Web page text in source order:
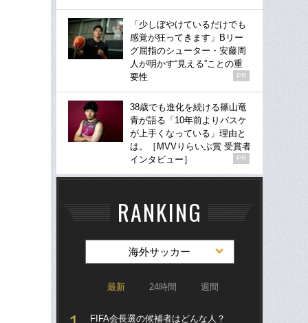
「少しぼやけているだけでも
感覚が狂ってきます」Bリー
グ屈指のシューター・安藤周
人が明かす“見える”ことの重
要性
PR
38歳でも進化を続ける篠山竜
青が語る「10年前よりバスケ
が上手くなっている」理由と
は。［MVVりらいぶ賞 受賞者
インタビュー］
PR
RANKING
海外サッカー
最新 24時間 週間
FIFA会長選の候補者はどんな人？